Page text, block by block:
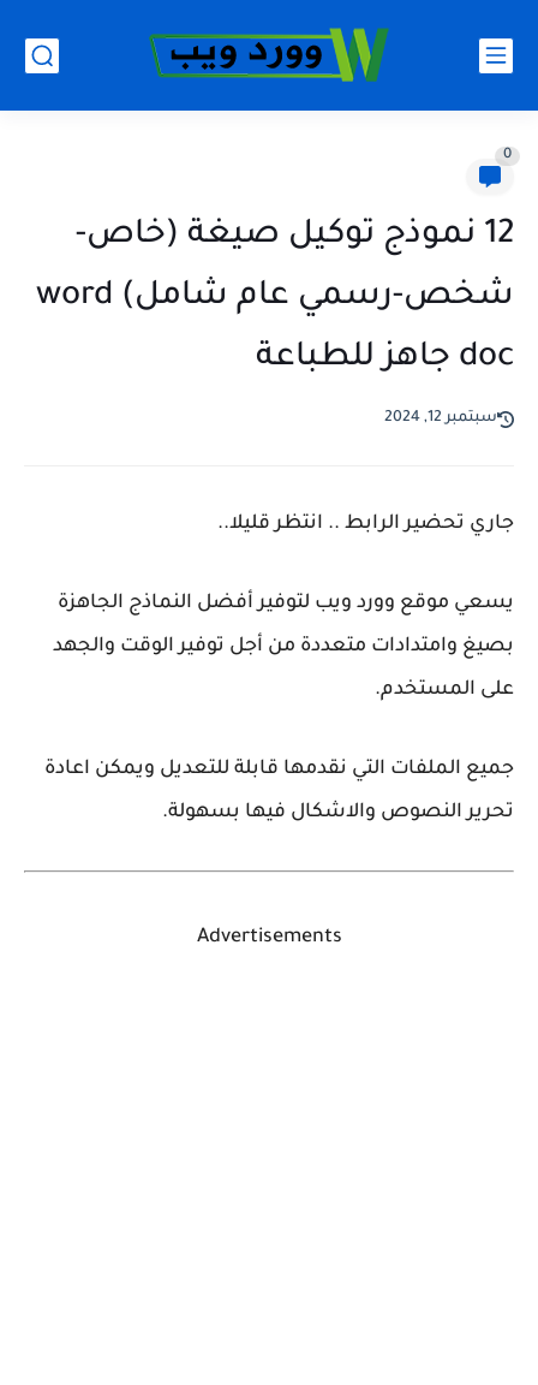
0
12 نموذج توكيل صيغة (خاص-
شخص-رسمي عام شامل) word
doc جاهز للطباعة
سبتمبر 12, 2024
جاري تحضير الرابط .. انتظر قليلا..
يسعي موقع وورد ويب لتوفير أفضل النماذج الجاهزة
بصيغ وامتدادات متعددة من أجل توفير الوقت والجهد
على المستخدم.
جميع الملفات التي نقدمها قابلة للتعديل ويمكن اعادة
تحرير النصوص والاشكال فيها بسهولة.
Advertisements